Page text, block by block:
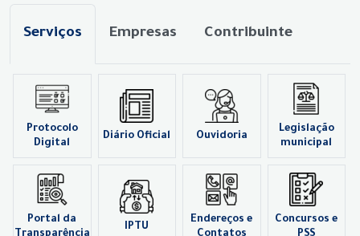
Serviços Empresas Contribuinte
Protocolo
Digital
Diário Oficial Ouvidoria
Legislação
municipal
Portal da
IPTU
Endereços e
Concursos e